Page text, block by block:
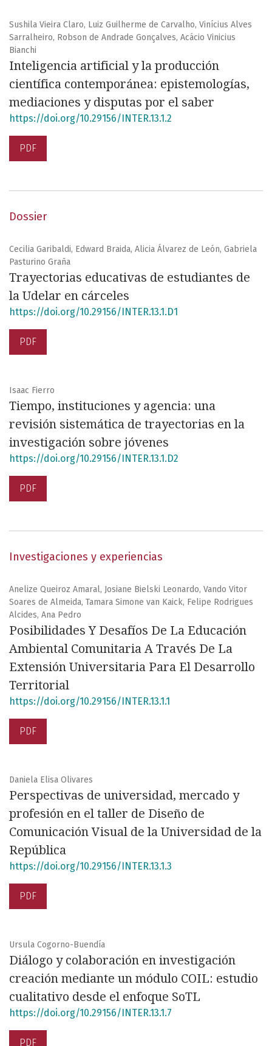
Sushila Vieira Claro, Luiz Guilherme de Carvalho, Vinícius Alves
Sarralheiro, Robson de Andrade Gonçalves, Acácio Vinicius
Bianchi
Inteligencia artificial y la producción
científica contemporánea: epistemologías,
mediaciones y disputas por el saber
https://doi.org/10.29156/INTER.13.1.2
PDF
Dossier
Cecilia Garibaldi, Edward Braida, Alicia Álvarez de León, Gabriela
Pasturino Graña
Trayectorias educativas de estudiantes de
la Udelar en cárceles
https://doi.org/10.29156/INTER.13.1.D1
PDF
Isaac Fierro
Tiempo, instituciones y agencia: una
revisión sistemática de trayectorias en la
investigación sobre jóvenes
https://doi.org/10.29156/INTER.13.1.D2
PDF
Investigaciones y experiencias
Anelize Queiroz Amaral, Josiane Bielski Leonardo, Vando Vitor
Soares de Almeida, Tamara Simone van Kaick, Felipe Rodrigues
Alcides, Ana Pedro
Posibilidades Y Desafíos De La Educación
Ambiental Comunitaria A Través De La
Extensión Universitaria Para El Desarrollo
Territorial
https://doi.org/10.29156/INTER.13.1.1
PDF
Daniela Elisa Olivares
Perspectivas de universidad, mercado y
profesión en el taller de Diseño de
Comunicación Visual de la Universidad de la
República
https://doi.org/10.29156/INTER.13.1.3
PDF
Ursula Cogorno-Buendía
Diálogo y colaboración en investigación
creación mediante un módulo COIL: estudio
cualitativo desde el enfoque SoTL
https://doi.org/10.29156/INTER.13.1.7
PDF